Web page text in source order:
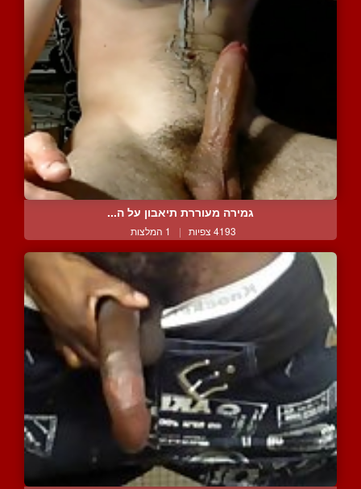
גמירה מעוררת תיאבון על ה...
4193 צפיות | 1 המלצות